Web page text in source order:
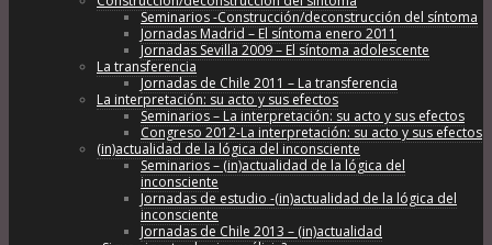
Seminarios -Construcción/deconstrucción del síntoma
Jornadas Madrid – El síntoma enero 2011
Jornadas Sevilla 2009 – El síntoma adolescente
La transferencia
Jornadas de Chile 2011 – La transferencia
La interpretación: su acto y sus efectos
Seminarios – La interpretación: su acto y sus efectos
Congreso 2012-La interpretación: su acto y sus efectos
(in)actualidad de la lógica del inconsciente
Seminarios – (in)actualidad de la lógica del
inconsciente
Jornadas de estudio -(in)actualidad de la lógica del
inconsciente
Jornadas de Chile 2013 – (in)actualidad